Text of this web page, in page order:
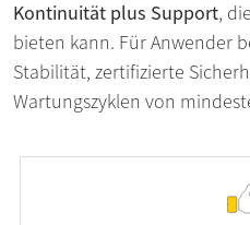
Kontinuität plus Support,
bieten kann. Für Anwender
Stabilität, zertifizierte
Wartungszyklen von